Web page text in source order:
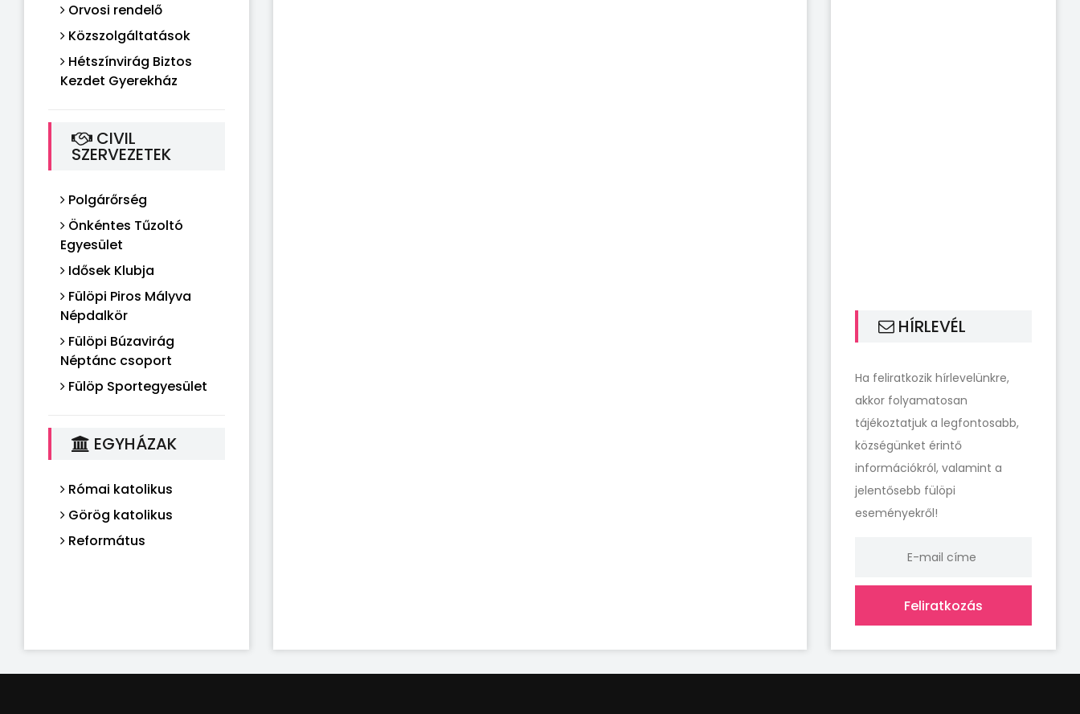
Orvosi rendelő
Közszolgáltatások
Hétszínvirág Biztos
Kezdet Gyerekház
CIVIL
SZERVEZETEK
Polgárőrség
Önkéntes Tűzoltó
Egyesület
Idősek Klubja
Fülöpi Piros Mályva
Népdalkör
Fülöpi Búzavirág
Néptánc csoport
Fülöp Sportegyesület
EGYHÁZAK
Római katolikus
Görög katolikus
Református
HÍRLEVÉL
Ha feliratkozik hírlevelünkre,
akkor folyamatosan
tájékoztatjuk a legfontosabb,
községünket érintő
információkról, valamint a
jelentősebb fülöpi
eseményekről!
Feliratkozás